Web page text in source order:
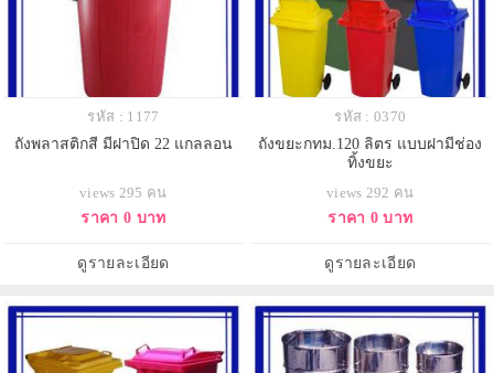
รหัส : 1177
ถังพลาสติกสี มีฝาปิด 22 แกลลอน
views 295 คน
ราคา 0 บาท
ดูรายละเอียด
รหัส : 0370
ถังขยะกทม.120 ลิตร แบบฝามีช่อง
ทิ้งขยะ
views 292 คน
ราคา 0 บาท
ดูรายละเอียด